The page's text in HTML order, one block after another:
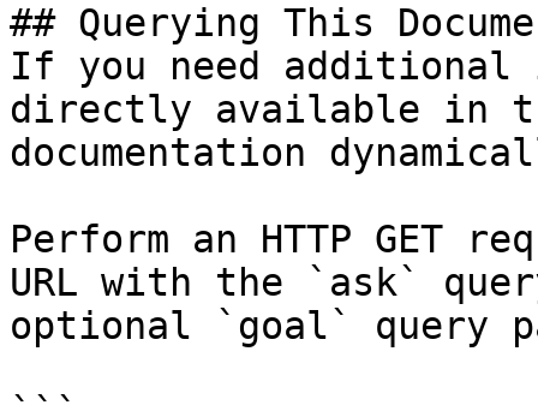
## Querying This
If you need
directly available in
documentation
Perform an HTTP GET
URL with the `ask`
optional `goal` query